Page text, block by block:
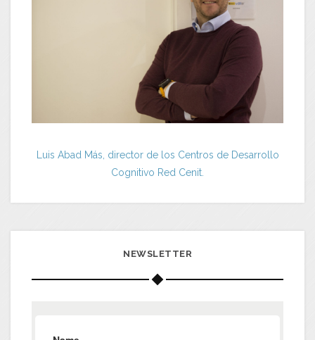
Luis Abad Más, director de los Centros de Desarrollo
Cognitivo Red Cenit.
NEWSLETTER